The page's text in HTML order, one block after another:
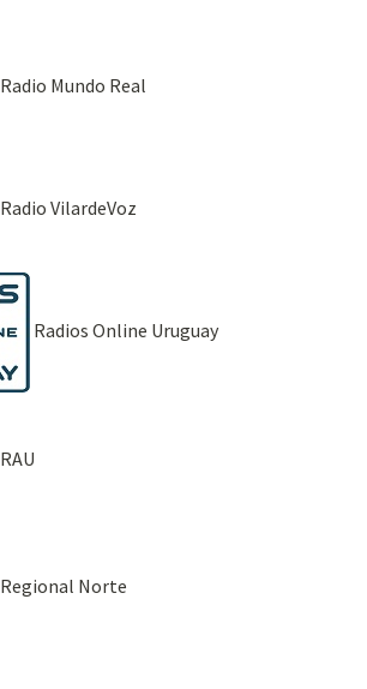
Radio Mundo Real
Radio VilardeVoz
Radios Online Uruguay
RAU
Regional Norte